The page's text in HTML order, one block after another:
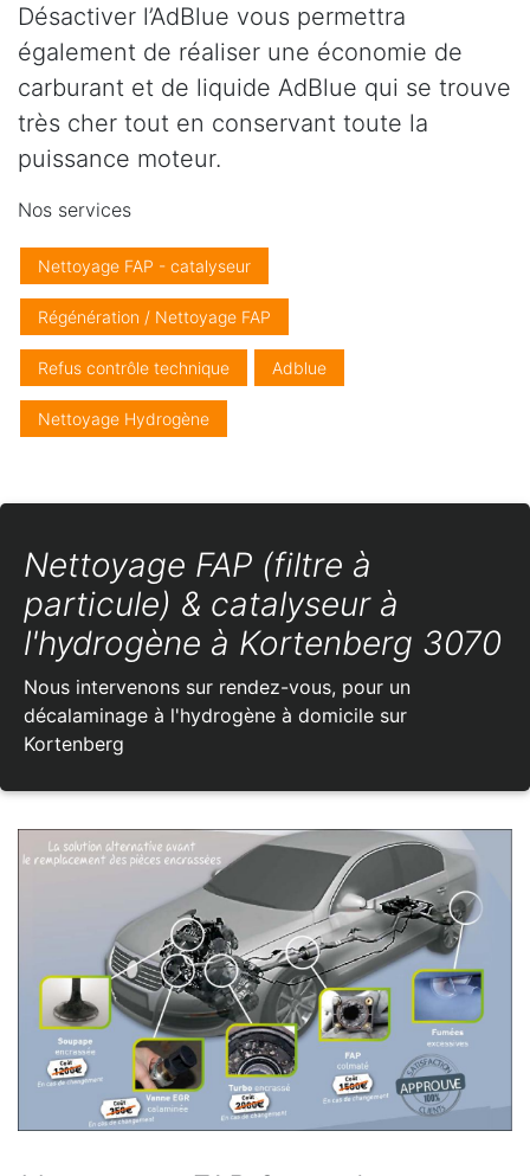
Désactiver l’AdBlue vous permettra
également de réaliser une économie de
carburant et de liquide AdBlue qui se trouve
très cher tout en conservant toute la
puissance moteur.
Nos services
Nettoyage FAP - catalyseur
Régénération / Nettoyage FAP
Refus contrôle technique Adblue
Nettoyage Hydrogène
Nettoyage FAP (filtre à
particule) & catalyseur à
l'hydrogène à Kortenberg 3070
Nous intervenons sur rendez-vous, pour un
décalaminage à l'hydrogène à domicile sur
Kortenberg